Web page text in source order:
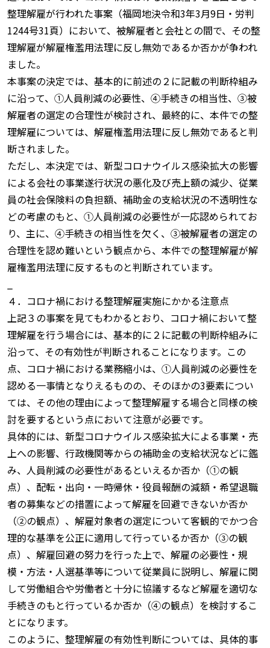
整理解雇が行われた事案（福岡地決令和3年3月9日・労判
1244号31頁）において、被解雇者と会社との間で、その整
理解雇が解雇権濫用法理に反し無効であるか否かが争われ
ました。
本事案の決定では、基本的に前述の２に記載の判断枠組み
に沿って、①人員削減の必要性、④手続きの相当性、③被
解雇者の選定の合理性が検討され、最終的に、本件での整
理解雇については、解雇権濫用法理に反し無効であると判
断されました。
ただし、本決定では、新型コロナウイルス感染拡大の影響
による会社の事業遂行状況の悪化及び売上額の減少、従業
員の社会保険料の負担額、補助金の支給状況の不透明性な
どの考慮のもと、①人員削減の必要性が一応認められてお
り、主に、④手続きの相当性を欠く、③被解雇者の選定の
合理性を認め難いという観点から、本件での整理解雇が解
雇権濫用法理に反するものと判断されています。
４．コロナ禍における整理解雇実施にかかる注意点
上記３の事案を見てもわかるとおり、コロナ禍において整
理解雇を行う場合には、基本的に２に記載の判断枠組みに
沿って、その有効性が判断されることになります。この
点、コロナ禍における業務縮小は、①人員削減の必要性を
認める一事情となりえるものの、そのほかの3要素につい
ては、その他の理由によって整理解雇する場合と同様の検
討を要するという点において注意が必要です。
具体的には、新型コロナウイルス感染拡大による事業・売
上への影響、行政機関等からの補助金の支給状況などに鑑
み、人員削減の必要性があるといえるか否か（①の観
点）、配転・出向・一時帰休・役員報酬の減額・希望退職
者の募集などの措置によって解雇を回避できないか否か
（②の観点）、解雇対象者の選定について客観的でかつ合
理的な基準を公正に適用して行っているか否か（③の観
点）、解雇回避の努力を行った上で、解雇の必要性・規
模・方法・人選基準等について従業員に説明し、解雇に関
して労働組合や労働者と十分に協議するなど解雇を適切な
手続きのもと行っているか否か（④の観点）を検討するこ
とになります。
このように、整理解雇の有効性判断については、具体的事